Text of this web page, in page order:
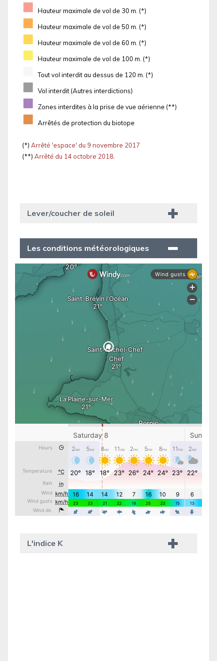
■ Hauteur maximale de vol de 30 m. (*)
■ Hauteur maximale de vol de 50 m. (*)
■ Hauteur maximale de vol de 60 m. (*)
■ Hauteur maximale de vol de 100 m. (*)
Tout vol interdit au dessus de 120 m. (*)
■ Vol interdit (Autres interdictions)
■ Zones interdites à la prise de vue aérienne (**)
■ Arrêtés de protection du biotope
(*) Arrêté 'espace' du 9 novembre 2017
(**) Arrêté du 14 octobre 2018.
Lever/coucher de soleil
Les conditions météorologiques
L'indice K